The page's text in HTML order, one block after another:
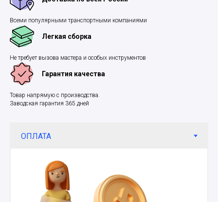
Всеми популярными транспортными компаниями
Легкая сборка
Не требует вызова мастера и особых инструментов
Гарантия качества
Товар напрямую с производства.
Заводская гарантия 365 дней